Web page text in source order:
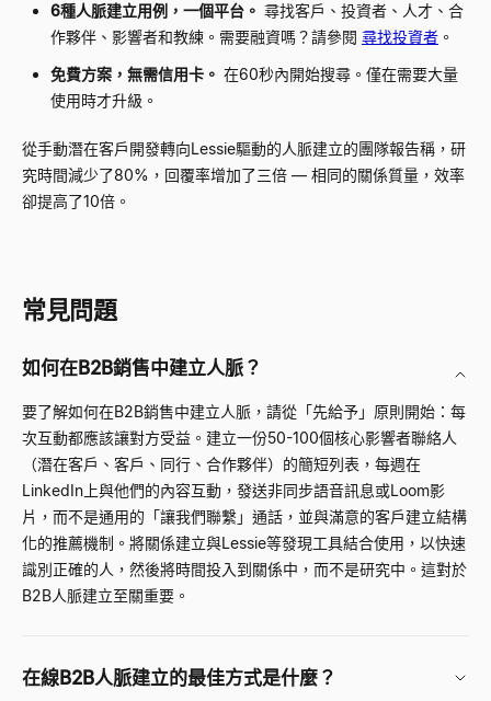
6種人脈建立用例，一個平台。 尋找客戶、投資者、人才、合
作夥伴、影響者和教練。需要融資嗎？請參閱 尋找投資者 。
免費方案，無需信用卡。 在60秒內開始搜尋。僅在需要大量
使用時才升級。
從手動潛在客戶開發轉向Lessie驅動的人脈建立的團隊報告稱，研
究時間減少了80%，回覆率增加了三倍 — 相同的關係質量，效率
卻提高了10倍。
常見問題
如何在B2B銷售中建立人脈？
要了解如何在B2B銷售中建立人脈，請從「先給予」原則開始：每
次互動都應該讓對方受益。建立一份50-100個核心影響者聯絡人
（潛在客戶、客戶、同行、合作夥伴）的簡短列表，每週在
LinkedIn上與他們的內容互動，發送非同步語音訊息或Loom影
片，而不是通用的「讓我們聯繫」通話，並與滿意的客戶建立結構
化的推薦機制。將關係建立與Lessie等發現工具結合使用，以快速
識別正確的人，然後將時間投入到關係中，而不是研究中。這對於
B2B人脈建立至關重要。
在線B2B人脈建立的最佳方式是什麼？